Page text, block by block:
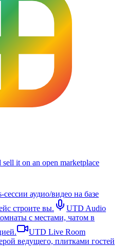
it on an open marketplace
сессии аудио/видео на базе
строите вы.
UTD Audio
с местами, чатом в
UTD Live Room
ведущего, плитками гостей